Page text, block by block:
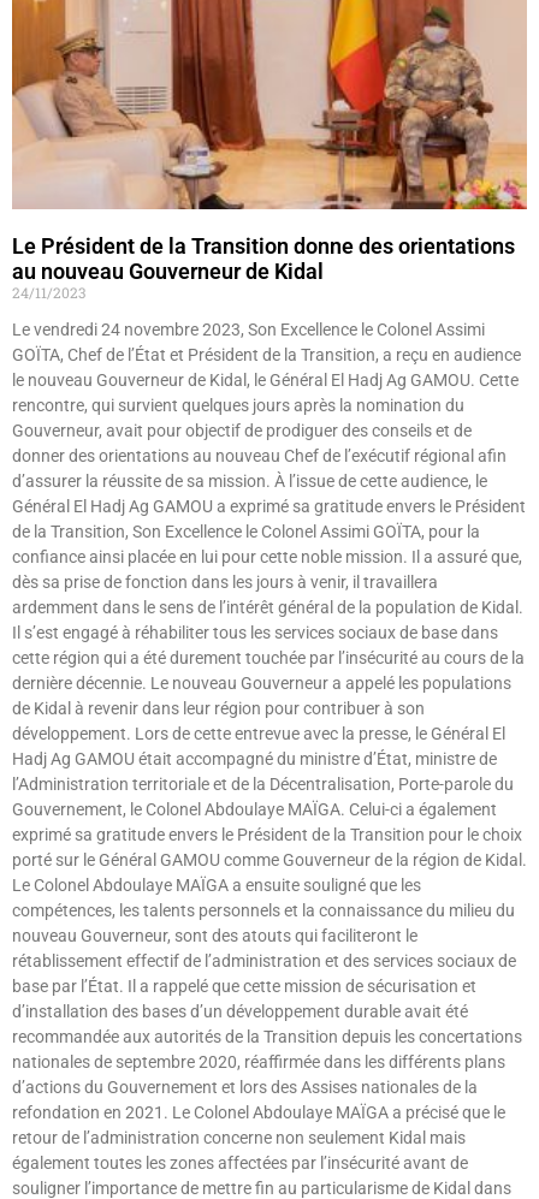
Le Président de la Transition donne des orientations
au nouveau Gouverneur de Kidal
24/11/2023
Le vendredi 24 novembre 2023, Son Excellence le Colonel Assimi
GOÏTA, Chef de l’État et Président de la Transition, a reçu en audience
le nouveau Gouverneur de Kidal, le Général El Hadj Ag GAMOU. Cette
rencontre, qui survient quelques jours après la nomination du
Gouverneur, avait pour objectif de prodiguer des conseils et de
donner des orientations au nouveau Chef de l’exécutif régional afin
d’assurer la réussite de sa mission. À l’issue de cette audience, le
Général El Hadj Ag GAMOU a exprimé sa gratitude envers le Président
de la Transition, Son Excellence le Colonel Assimi GOÏTA, pour la
confiance ainsi placée en lui pour cette noble mission. Il a assuré que,
dès sa prise de fonction dans les jours à venir, il travaillera
ardemment dans le sens de l’intérêt général de la population de Kidal.
Il s’est engagé à réhabiliter tous les services sociaux de base dans
cette région qui a été durement touchée par l’insécurité au cours de la
dernière décennie. Le nouveau Gouverneur a appelé les populations
de Kidal à revenir dans leur région pour contribuer à son
développement. Lors de cette entrevue avec la presse, le Général El
Hadj Ag GAMOU était accompagné du ministre d’État, ministre de
l’Administration territoriale et de la Décentralisation, Porte-parole du
Gouvernement, le Colonel Abdoulaye MAÏGA. Celui-ci a également
exprimé sa gratitude envers le Président de la Transition pour le choix
porté sur le Général GAMOU comme Gouverneur de la région de Kidal.
Le Colonel Abdoulaye MAÏGA a ensuite souligné que les
compétences, les talents personnels et la connaissance du milieu du
nouveau Gouverneur, sont des atouts qui faciliteront le
rétablissement effectif de l’administration et des services sociaux de
base par l’État. Il a rappelé que cette mission de sécurisation et
d’installation des bases d’un développement durable avait été
recommandée aux autorités de la Transition depuis les concertations
nationales de septembre 2020, réaffirmée dans les différents plans
d’actions du Gouvernement et lors des Assises nationales de la
refondation en 2021. Le Colonel Abdoulaye MAÏGA a précisé que le
retour de l’administration concerne non seulement Kidal mais
également toutes les zones affectées par l’insécurité avant de
souligner l’importance de mettre fin au particularisme de Kidal dans